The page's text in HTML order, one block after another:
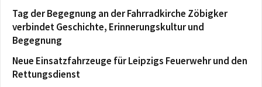
Tag der Begegnung an der Fahrradkirche Zöbigker
verbindet Geschichte, Erinnerungskultur und
Begegnung
Neue Einsatzfahrzeuge für Leipzigs Feuerwehr und den
Rettungsdienst